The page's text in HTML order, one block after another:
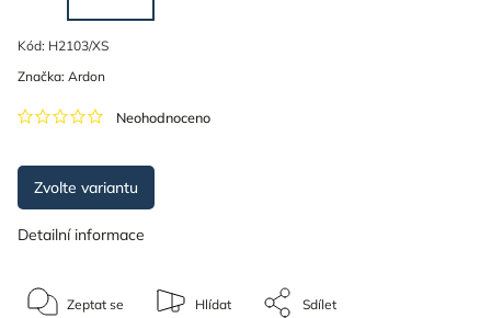
Kód: H2103/XS
Neohodnoceno
Značka: Ardon
Zvolte variantu
Detailní informace
Zeptat se Hlídat Sdílet